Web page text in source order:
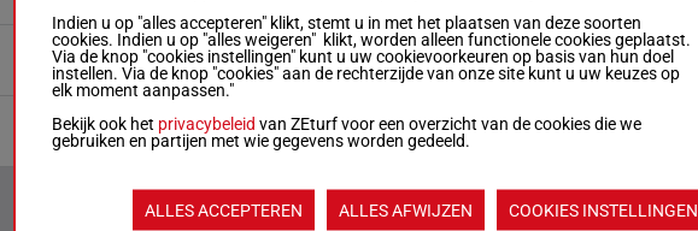
R/6 56 kg 1p (24) 1p 1p 1p 1p 5
R/6 55 kg 2p (24) 7p 5p 2p 2p 6
Quoteringen verversen
Indien u op "alles accepteren" klikt, stemt u in met het plaatsen van deze soorten
cookies. Indien u op "alles weigeren" klikt, worden alleen functionele cookies geplaatst.
Via de knop "cookies instellingen" kunt u uw cookievoorkeuren op basis van hun doel
instellen. Via de knop "cookies" aan de rechterzijde van onze site kunt u uw keuzes op
elk moment aanpassen."
Bekijk ook het privacybeleid van ZEturf voor een overzicht van de cookies die we
gebruiken en partijen met wie gegevens worden gedeeld.
ALLES ACCEPTEREN ALLES AFWIJZEN COOKIES INSTELLINGEN